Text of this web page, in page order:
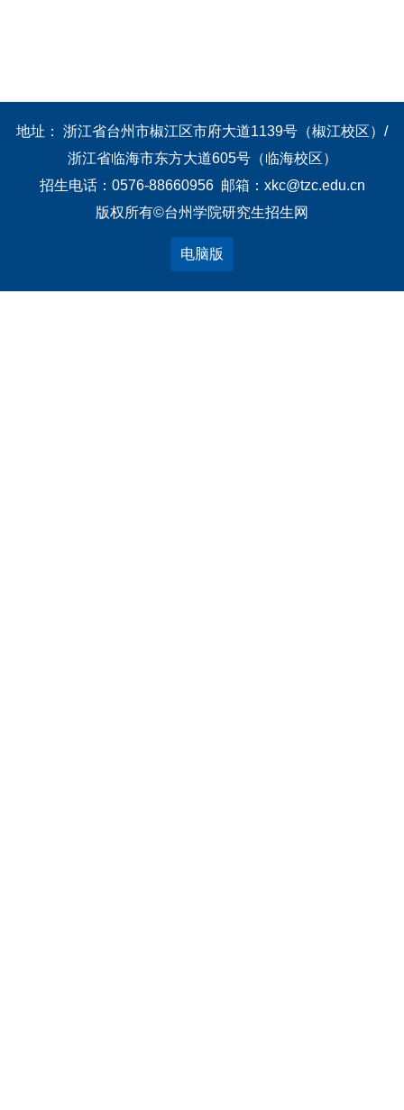
地址： 浙江省台州市椒江区市府大道1139号（椒江校区）/
浙江省临海市东方大道605号（临海校区）
招生电话：0576-88660956 邮箱：xkc@tzc.edu.cn
版权所有©台州学院研究生招生网
电脑版